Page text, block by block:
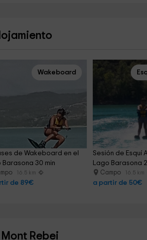
Wakeboard
de Wakeboard en el
Barasona 30 min
16.5 km
de 89€
Sesión de Esquí
Lago Barasona
Campo 16.5 km
a partir de 50€
Rebei